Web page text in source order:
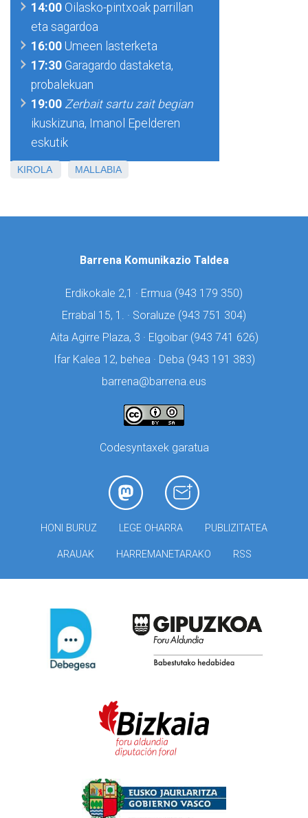
14:00Oilasko-pintxoak parrillan
eta sagardoa
16:00Umeen lasterketa
17:30Garagardo dastaketa,
probalekuan
19:00 Zerbait sartu zait begian
ikuskizuna, Imanol Epelderen
eskutik
KIROLA MALLABIA
Barrena Komunikazio Taldea
Erdikokale 2,1 · Ermua (943 179 350)
Errabal 15, 1. · Soraluze (943 751 304)
Aita Agirre Plaza, 3 · Elgoibar (943 741 626)
Ifar Kalea 12, behea · Deba (943 191 383)
barrena@barrena.eus
Codesyntaxek garatua
HONI BURUZ LEGE OHARRA PUBLIZITATEA
ARAUAK HARREMANETARAKO RSS